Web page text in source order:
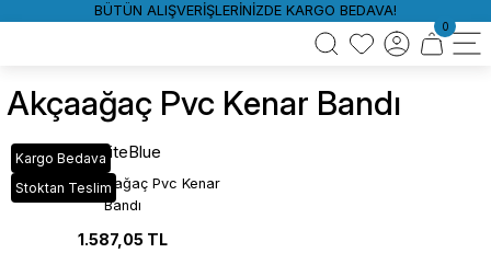
BÜTÜN ALIŞVERİŞLERİNİZDE KARGO BEDAVA!
0
Akçaağaç Pvc Kenar Bandı
Kargo Bedava
Stoktan Teslim
WhiteBlue
VT_059 Akçaağaç Pvc Kenar
Bandı
1.587,05 TL